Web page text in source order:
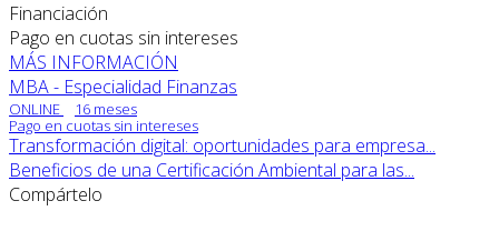
Financiación
Pago en cuotas sin intereses
MÁS INFORMACIÓN
MBA - Especialidad Finanzas
ONLINE
16 meses
Pago en cuotas sin intereses
Transformación digital: oportunidades para empresa...
Beneficios de una Certificación Ambiental para las...
Compártelo